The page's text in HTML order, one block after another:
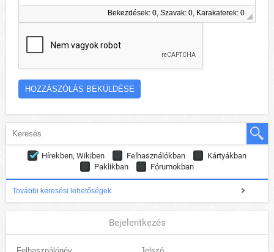
Bekezdések: 0, Szavak: 0, Karakaterek: 0
Hírekben, Wikiben Felhasználókban
Kártyákban
Paklikban
Fórumokban
További keresési lehetőségek
Bejelentkezés